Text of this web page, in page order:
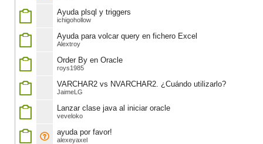
Ayuda plsql y triggers
ichigohollow
Ayuda para volcar query en fichero Excel
Alextroy
Order By en Oracle
roys1985
VARCHAR2 vs NVARCHAR2. ¿Cuándo utilizarlo?
JaimeLG
Lanzar clase java al iniciar oracle
veveloko
ayuda por favor!
alexeyaxel